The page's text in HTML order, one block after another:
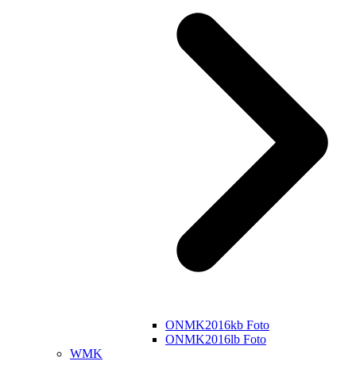
ONMK2016kb Foto
ONMK2016lb Foto
WMK